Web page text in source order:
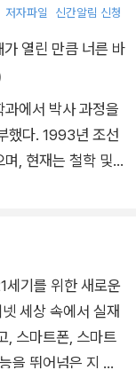
쿨New School fo
연구소Institute f
립 이사 중 한 명
있다. 펴낸 책으로
도덕은 진보한다』
가』, 『나는 뇌가
저자파일 신간알림 신청
가 열린 만큼 너른 바
에서 박사 과정을
했다. 1993년 조선
, 현재는 철학 및
다』, 『성찰』 등이
니다』, 『신은 주사
』, 『인터스텔라의
있다.
세기를 위한 새로운
, 스마트폰, 스마트
을 뛰어넘은 지 오